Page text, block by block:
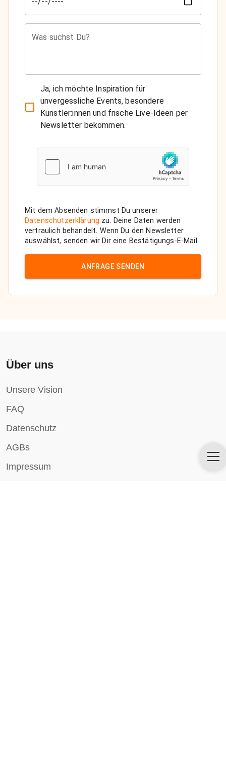
Was suchst Du?
Ja, ich möchte Inspiration für
unvergessliche Events, besondere
Künstler:innen und frische Live-Ideen per
Newsletter bekommen.
Mit dem Absenden stimmst Du unserer
Datenschutzerklärung zu. Deine Daten werden
vertraulich behandelt. Wenn Du den Newsletter
auswählst, senden wir Dir eine Bestätigungs-E-Mail.
ANFRAGE SENDEN
Über uns
Unsere Vision
FAQ
Datenschutz
AGBs
Impressum